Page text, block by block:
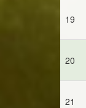
19
20
21